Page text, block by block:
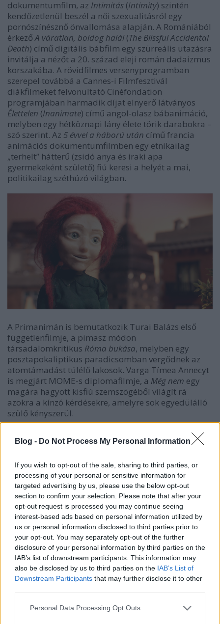
Blog - Do Not Process My Personal Information
If you wish to opt-out of the sale, sharing to third parties, or
processing of your personal or sensitive information for
targeted advertising by us, please use the below opt-out
section to confirm your selection. Please note that after your
opt-out request is processed you may continue seeing
interest-based ads based on personal information utilized by
us or personal information disclosed to third parties prior to
your opt-out. You may separately opt-out of the further
disclosure of your personal information by third parties on the
IAB’s list of downstream participants. This information may
also be disclosed by us to third parties on the IAB’s List of
Downstream Participants that may further disclose it to other
Please note that this website/app uses one or more Google
Personal Data Processing Opt Outs
dokumentumfilm, az Intimitás (Intimity) szintén
kendőzetlenül beszél a női szexualitásról egy
pornószínésznő önvallomása alapján. A Romániából
érkezőA váratlan, boldog halál(The Blissful Accidental
Death) című digitális bábfilm egy szürreális utazásra
invitálja a nézőt a 20. század eleji román dadaizmus
korszakába. A rövidfilmes versenyprogramban
szerepel továbbá a Cannes-i Filmfesztivál
diákfilmeket felvonultató Cinéfondation
programjában harmadik díjat elnyerő látványos
Élettelen (Inanimate) című angol-olasz bábanimáció,
melyben egy hétköznapi lány élete törik darabokra –
szó szerint. Az 5 évvel a háború után című francia
animációs dokumentumfilmben egy etnikailag
„terhelt” hátterű (zsidó anya és iraki apa
gyermekeként születő) fiú keresi a helyét a mai,
politikailag széthúzó világban.
A Primanimán is bemutatkozik Turai Balázs első
függetlenfilmje, a pimasz módon
társadalomkritikus Róma bukása, melyben egy
posztapokaliptikus paradicsomban vergődnek az
atomtámadást túlélő lakosok. Varga Tímea Annecyt
is megjárt MOME-s diplomafilmje, a Még nem egy
magára hagyott kisfiú szemszögéből világít rá
azokra a kínzó kérdésekre, amelyre sok egyedülálló
szülő kényszerül.
A gyerekfilmek válogatásában számos hazai alkotás
mellett többek között fiatal francia, német, angol,
gyerekeknek készült meséi mutatkoznak be. A
magyar filmek között vetítik aKipp-kopp a fűben
című Marék Veronika-mese adaptációját, illetve a
Hajótöröttekcímű új magyar rajzfilm-sorozat egyik
frissen elkészült epizódját. A nemzetközi mezőnyben
helyett kapott a kanadai-horvát koprodukcióban
készültA sündisznó otthona(Hedgehog's Home) című
fesztiváldíjas bábfilm, amely Branco Ćopić bosnyák
író ismert meséjét dolgozza fel a rendíthetetlen kis
sünről, aki megvédi otthonát az erdő fenevadjaitól. A
franciaCsere(Flipped) egy játékos mese arról, mi
lenne, ha szerepet cserélnének a gyerekek és a
felnőttek.